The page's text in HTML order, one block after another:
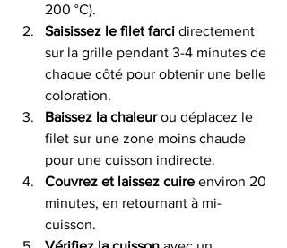
200 °C).
Saisissez le filet farci directement
sur la grille pendant 3-4 minutes de
chaque côté pour obtenir une belle
coloration.
Baissez la chaleur ou déplacez le
filet sur une zone moins chaude
pour une cuisson indirecte.
Couvrez et laissez cuire environ 20
minutes, en retournant à mi-
cuisson.